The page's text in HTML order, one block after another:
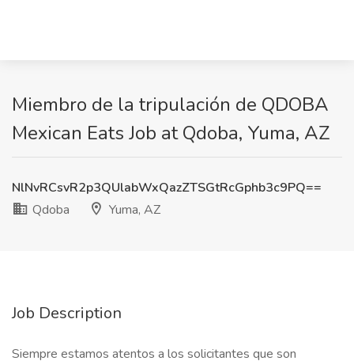
Miembro de la tripulación de QDOBA
Mexican Eats Job at Qdoba, Yuma, AZ
NlNvRCsvR2p3QUlabWxQazZTSGtRcGphb3c9PQ==
Qdoba
Yuma, AZ
Job Description
Siempre estamos atentos a los solicitantes que son